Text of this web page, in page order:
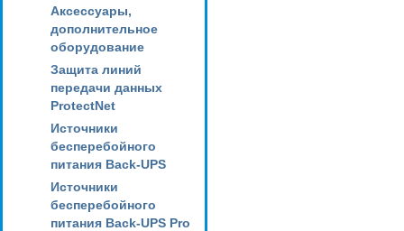
Аксессуары,
дополнительное
оборудование
Защита линий
передачи данных
ProtectNet
Источники
бесперебойного
питания Back-UPS
Источники
бесперебойного
питания Back-UPS Pro